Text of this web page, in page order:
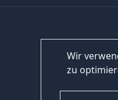
Wir
zu